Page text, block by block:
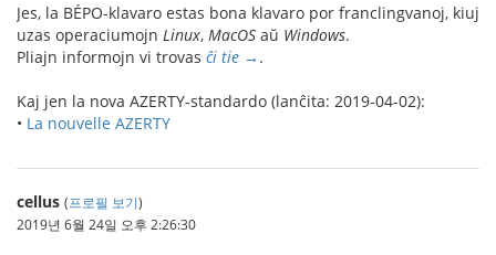
Jes, la BÉPO-klavaro estas bona klavaro por franclingvanoj, kiuj
uzas operaciumojn Linux, MacOS aŭ Windows.
Pliajn informojn vi trovas ĉi tie → .
Kaj jen la nova AZERTY-standardo (lanĉita: 2019-04-02):
• La nouvelle AZERTY
cellus (프로필 보기)
2019년 6월 24일 오후 2:26:30